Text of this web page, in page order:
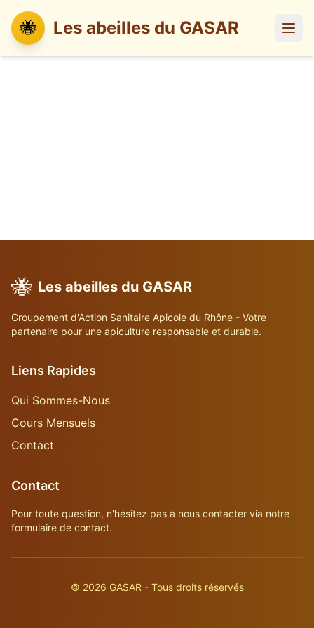
🐝 Les abeilles du GASAR
🐝 Les abeilles du GASAR
Groupement d'Action Sanitaire Apicole du Rhône - Votre
partenaire pour une apiculture responsable et durable.
Liens Rapides
Qui Sommes-Nous
Cours Mensuels
Contact
Contact
Pour toute question, n'hésitez pas à nous contacter via notre
formulaire de contact.
© 2026 GASAR - Tous droits réservés